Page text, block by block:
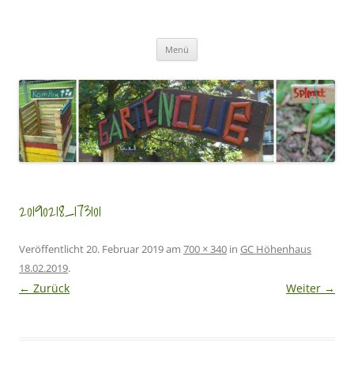
Menü
20190218_173101
Veröffentlicht20. Februar 2019am 700 × 340 in GC Höhenhaus
18.02.2019.
← Zurück Weiter →